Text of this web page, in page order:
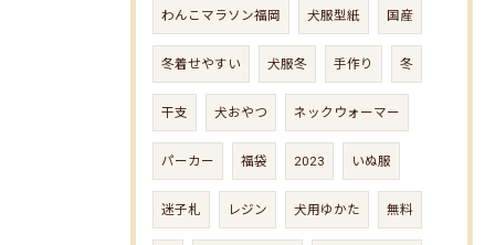
わんこマラソン福岡 犬服型紙 国産
冬着せやすい 犬服冬 手作り 冬
干支 犬おやつ ネックウォーマー
パーカー 福袋 2023 いぬ服
迷子札 レジン 犬用ゆかた 無料